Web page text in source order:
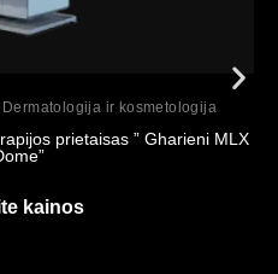
Dermatologija ir kosmetologija
prietaisas ” Gharieni MLX
kainos